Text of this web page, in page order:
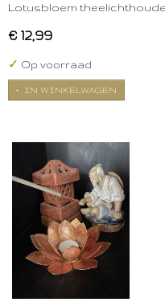
Lotusbloem
€ 12,99
✓ Op voorraad
IN WINKELWAGEN